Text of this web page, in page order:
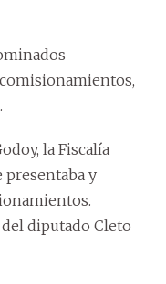
la Fiscalía
presentaba y
diputado Cleto